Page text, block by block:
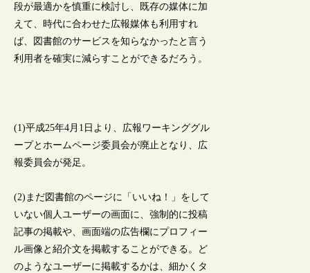
段が最適かを慎重に検討し、既存の媒体に加
えて、時代に合わせた広報媒体も利用すれ
ば、図書館のサービスを知らなかったと言う
利用者を確実に減らすことができるだろう。
(1)平成25年4月1日より、広報ワーキンググル
ープとホームページ委員会が廃止となり、広
報委員会が発足。
(2)まだ図書館のページに「いいね！」をして
いない個人ユーザーの画面に、強制的に投稿
記事の掲載や、画面端の広告欄にプロフィー
ル画像と紹介文を掲載することができる。ど
のようなユーザーに掲載するかは、細かくタ